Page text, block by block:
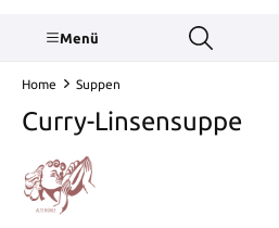
Menü
Home Suppen
Curry-Linsensuppe